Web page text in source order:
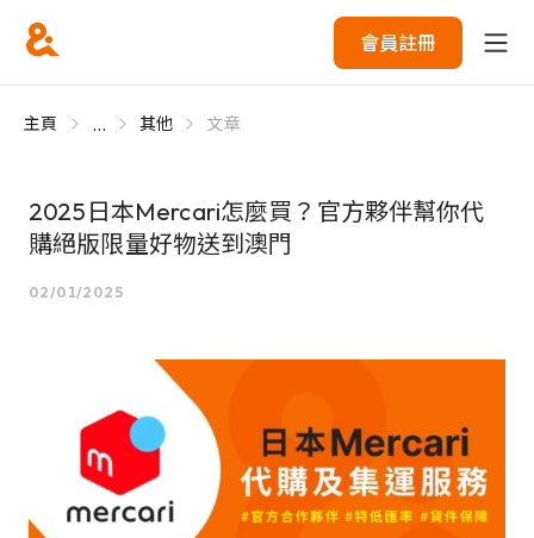
會員註冊
主頁 ... 其他 文章
2025日本Mercari怎麼買？官方夥伴幫你代
購絕版限量好物送到澳門
02/01/2025